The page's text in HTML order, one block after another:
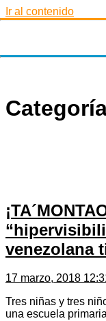
Ir al contenido
venezolana
17 marzo, 2018
Tres niñas y tres
una escuela